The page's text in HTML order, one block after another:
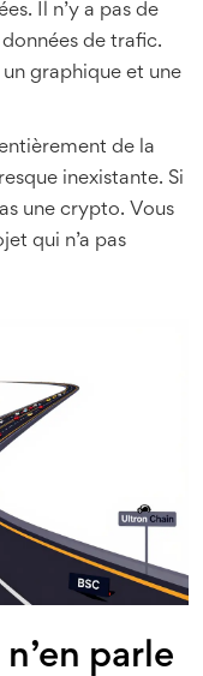
Il n’y a pas de
de trafic.
graphique et une
de la
inexistante. Si
une crypto. Vous
qui n’a pas
parle